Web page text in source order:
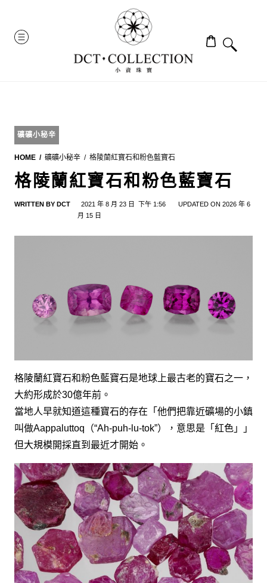
content
MENU
礦礦小秘辛
HOME 礦礦小秘辛 格陵蘭紅寶石和粉色藍寶石
格陵蘭紅寶石和粉色藍寶石
WRITTEN BY DCT 2021 年 8 月 23 日 下午 1:56
UPDATED ON 2026 年 6
月 15 日
格陵蘭紅寶石和粉色藍寶石是地球上最古老的寶石之一，
大約形成於30億年前。
當地人早就知道這種寶石的存在「他們把靠近礦場的小鎮
叫做Aappaluttoq（“Ah-puh-lu-tok”），意思是「紅色」」
但大規模開採直到最近才開始。